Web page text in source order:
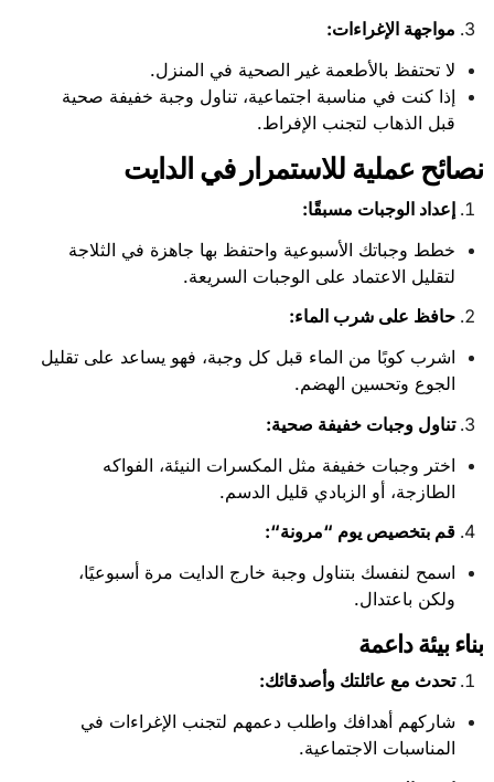
مواجهة الإغراءات:
لا تحتفظ بالأطعمة غير الصحية في المنزل.
إذا كنت في مناسبة اجتماعية، تناول وجبة خفيفة صحية
قبل الذهاب لتجنب الإفراط.
نصائح عملية للاستمرار في الدايت
إعداد الوجبات مسبقًا:
خطط وجباتك الأسبوعية واحتفظ بها جاهزة في الثلاجة
لتقليل الاعتماد على الوجبات السريعة.
حافظ على شرب الماء:
اشرب كوبًا من الماء قبل كل وجبة، فهو يساعد على تقليل
الجوع وتحسين الهضم.
تناول وجبات خفيفة صحية:
اختر وجبات خفيفة مثل المكسرات النيئة، الفواكه
الطازجة، أو الزبادي قليل الدسم.
قم بتخصيص يوم “مرونة“:
اسمح لنفسك بتناول وجبة خارج الدايت مرة أسبوعيًا،
ولكن باعتدال.
بناء بيئة داعمة
تحدث مع عائلتك وأصدقائك:
شاركهم أهدافك واطلب دعمهم لتجنب الإغراءات في
المناسبات الاجتماعية.